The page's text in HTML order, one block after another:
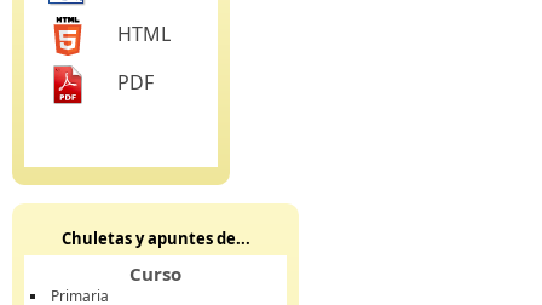
HTML
PDF
Chuletas y apuntes de...
Curso
Primaria